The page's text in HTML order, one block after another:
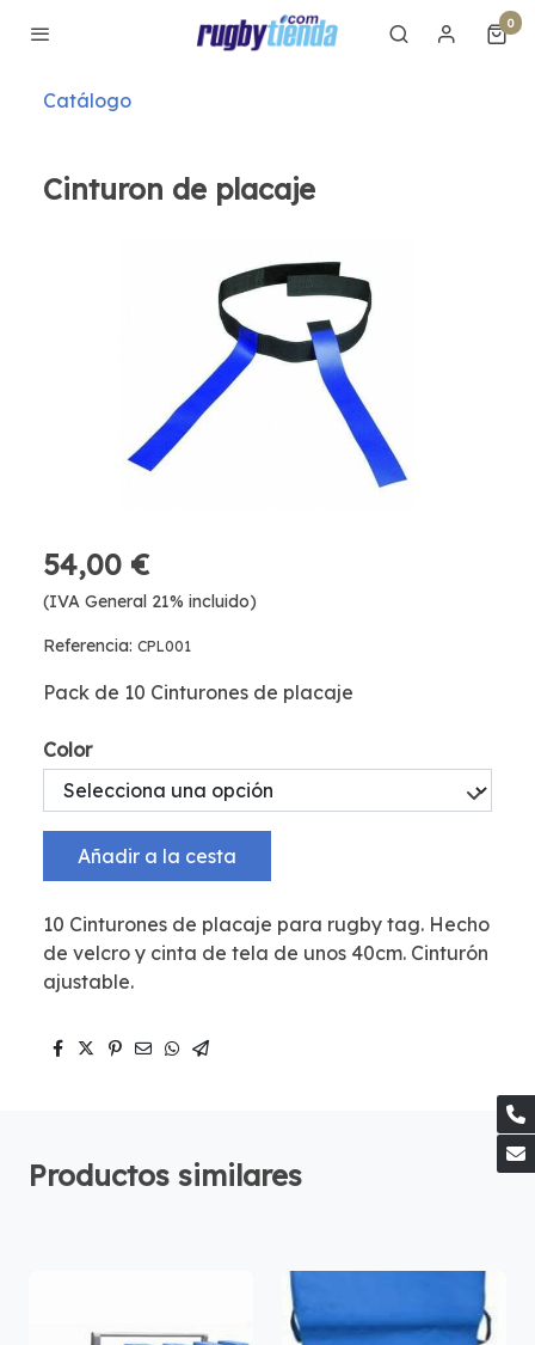
0
Catálogo
Cinturon de placaje
54,00 €
(IVA General 21% incluido)
Referencia: CPL001
Pack de 10 Cinturones de placaje
Color
Añadir a la cesta
10 Cinturones de placaje para rugby tag. Hecho
de velcro y cinta de tela de unos 40cm. Cinturón
ajustable.
Productos similares